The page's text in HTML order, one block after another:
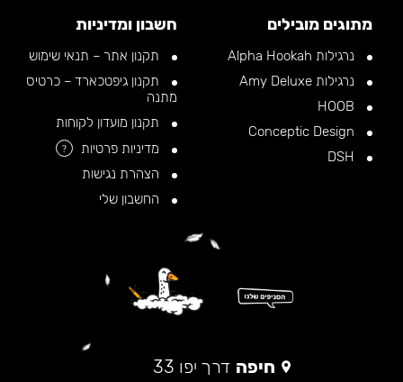
מתוגים מובילים
נרגילות Alpha Hookah
נרגילות Amy Deluxe
חשבון ומדיניות
תקנון אתר – תנאי שימוש
תקנון גיפטכארד – כרטיס
מתנה
תקנון מועדון לקוחות
מדיניות פרטיות
?
הצהרת נגישות
החשבון שלי
חיפה דרך יפו 33